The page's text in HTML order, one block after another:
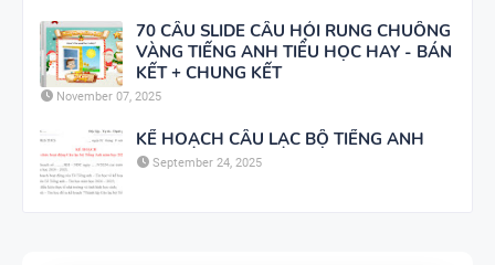
70 CÂU SLIDE CÂU HỎI RUNG CHUÔNG
VÀNG TIẾNG ANH TIỂU HỌC HAY - BÁN
KẾT + CHUNG KẾT
November 07, 2025
KẾ HOẠCH CÂU LẠC BỘ TIẾNG ANH
September 24, 2025